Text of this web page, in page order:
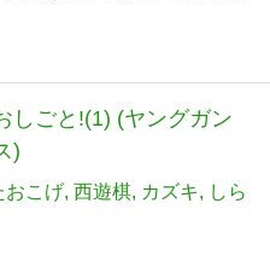
しごと!(1) (ヤングガン
)
おこげ 西遊棋 カズキ
しら